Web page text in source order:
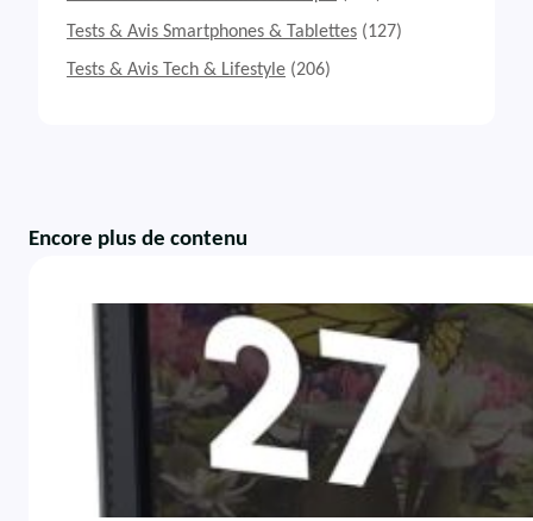
Tests & Avis Smartphones & Tablettes (127)
Tests & Avis Tech & Lifestyle (206)
Encore plus de contenu